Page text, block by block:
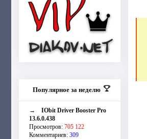
Популярное за неделю
→ IObit Driver Booster Pro
13.6.0.438
Просмотров: 705 122
Комментариев: 309